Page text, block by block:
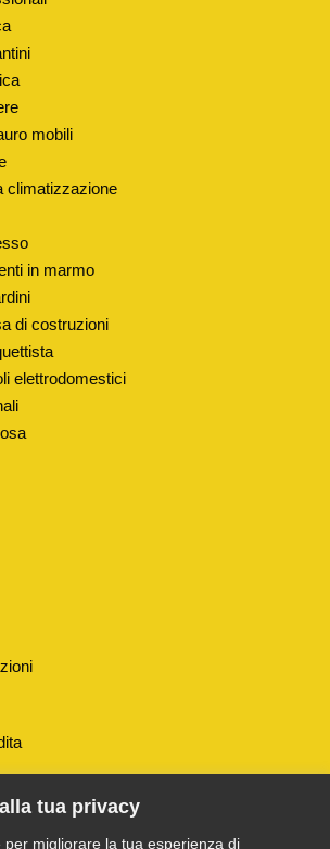
tua privacy
per migliorare la tua esperienza di
mobili
climatizzazione
in marmo
di costruzioni
elettrodomestici